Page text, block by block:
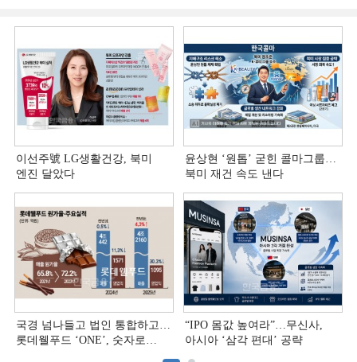
이선주號 LG생활건강, 북미
엔진 달았다
윤상현 ‘원톱ʼ 굳힌 콜마그룹…
북미 재건 속도 낸다
국경 넘나들고 법인 통합하고…
롯데웰푸드 ‘ONE’, 숫자로
“IPO 몸값 높여라”…무신사,
아시아 ‘삼각 편대’ 공략